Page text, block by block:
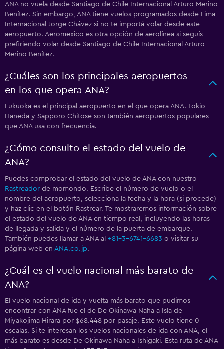
ANA no vuela desde Santiago de Chile Internacional Arturo Merino
Benítez. Sin embargo, ANA tiene vuelos programados desde Lima
Internacional Jorge Chávez si no te importá volar desde este
aeropuerto. Aeromexico es otra opción de aerolínea si seguís
prefiriendo volar desde Santiago de Chile Internacional Arturo
Merino Benítez.
¿Cuáles son los principales aeropuertos
en los que opera ANA?
Fukuoka es el principal aeropuerto en el que opera ANA. Tokio
Haneda y Sapporo Chitose son también aeropuertos populares
que ANA usa con frecuencia.
¿Cómo consulto el estado del vuelo de
ANA?
Puedes comprobar el estado del vuelo de ANA con nuestro
Rastreador de momondo. Escribe el número de vuelo o el
nombre del aeropuerto, selecciona la fecha y la hora (si procede)
y haz clic en el botón Rastrear. Te mostraremos información sobre
el estado del vuelo de ANA en tiempo real, incluyendo las horas
de llegada y salida y el número de la puerta de embarque.
También puedes llamar a ANA al +81-3-6741-6683 o visitar su
página web en ANA.co.jp.
¿Cuál es el vuelo nacional más barato de
ANA?
El vuelo nacional de ida y vuelta más barato que pudimos
encontrar con ANA fue el de De Okinawa Naha a Isla de
Miyakojima Hirara por $68.448 por pasaje. Este vuelo tiene 0
escalas. Si te interesan los vuelos nacionales de ida con ANA, el
más barato es desde De Okinawa Naha a Ishigaki. Esta ruta de ANA